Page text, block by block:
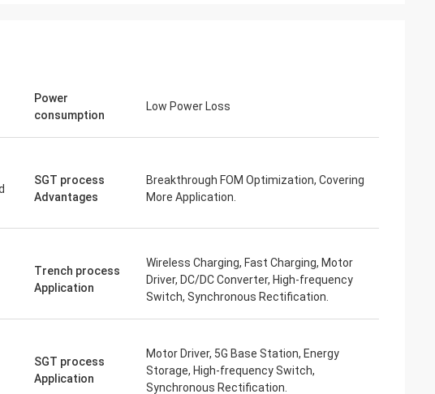
Power
consumption
Low Power Loss
SGT process
Advantages
Breakthrough FOM Optimization, Covering
More Application.
Trench process
Application
Wireless Charging, Fast Charging, Motor
Driver, DC/DC Converter, High-frequency
Switch, Synchronous Rectification.
SGT process
Application
Motor Driver, 5G Base Station, Energy
Storage, High-frequency Switch,
Synchronous Rectification.